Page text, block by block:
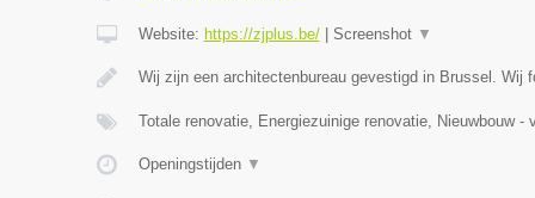
Website: https://zjplus.be/| Screenshot ▼
Wij zijn een architectenbureau gevestigd in Brussel. Wij
Totale renovatie, Energiezuinige renovatie, Nieuwbouw -
Openingstijden ▼